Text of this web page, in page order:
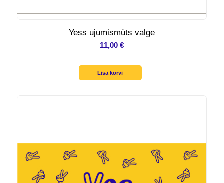
Yess ujumismüts valge
11,00 €
Lisa korvi